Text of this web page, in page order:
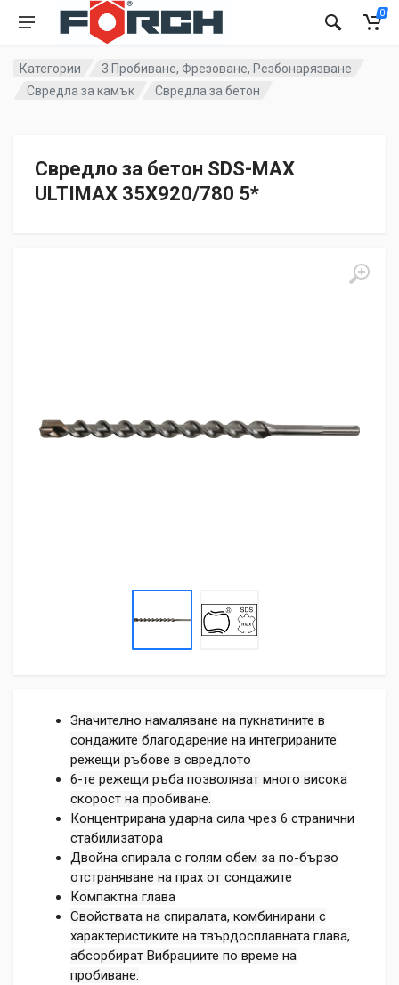
0
Категории
3 Пробиване, Фрезоване, Резбонарязване
Свредла за камък
Свредла за бетон
Свредло за бетон SDS-MAX
ULTIMAX 35X920/780 5*
Значително намаляване на пукнатините в
сондажите благодарение на интегрираните
режещи ръбове в свредлото
6-те режещи ръба позволяват много висока
скорост на пробиване.
Концентрирана ударна сила чрез 6 странични
стабилизатора
Двойна спирала с голям обем за по-бързо
отстраняване на прах от сондажите
Компактна глава
Свойствата на спиралата, комбинирани с
характеристиките на твърдосплавната глава,
абсорбират Вибрациите по време на
пробиване.